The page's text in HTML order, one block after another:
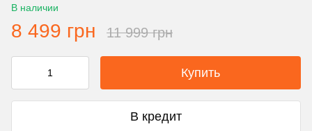
В наличии
8 499 грн 11 999 грн
Купить
В кредит